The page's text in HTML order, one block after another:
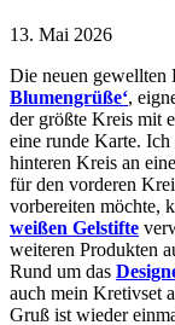
13. Mai 2026
Die neuen gewellten
Blumengrüße‘,
der größte Kreis mit
eine runde Karte. Ich
hinteren Kreis an
für den vorderen
vorbereiten möchte,
weißen Gelstifte
weiteren Produkten
Rund um das
auch mein Kretivset
Gruß ist wieder